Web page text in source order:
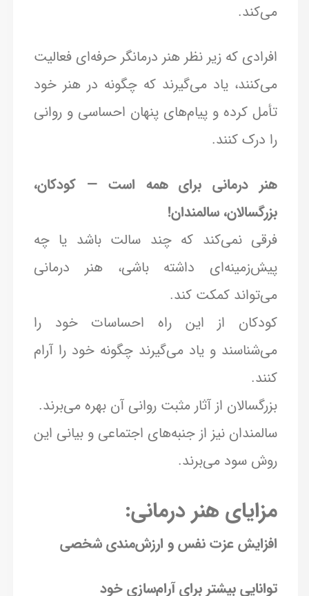
می‌کند.
افرادی که زیر نظر هنر درمانگر حرفه‌ای فعالیت
می‌کنند، یاد می‌گیرند که چگونه در هنر خود
تأمل کرده و پیام‌های پنهان احساسی و روانی
را درک کنند.
هنر درمانی برای همه است — کودکان،
بزرگسالان، سالمندان!
فرقی نمی‌کند که چند سالت باشد یا چه
پیش‌زمینه‌ای داشته باشی، هنر درمانی
می‌تواند کمکت کند.
کودکان از این راه احساسات خود را
می‌شناسند و یاد می‌گیرند چگونه خود را آرام
کنند.
بزرگسالان از آثار مثبت روانی آن بهره می‌برند.
سالمندان نیز از جنبه‌های اجتماعی و بیانی این
روش سود می‌برند.
مزایای هنر درمانی:
افزایش عزت نفس و ارزش‌مندی شخصی
توانایی بیشتر برای آرام‌سازی خود